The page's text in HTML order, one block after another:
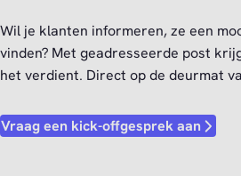
Wil je klanten informeren, ze een
vinden? Met geadresseerde post
het verdient. Direct op de deurmat
Vraag een kick-offgesprek aan